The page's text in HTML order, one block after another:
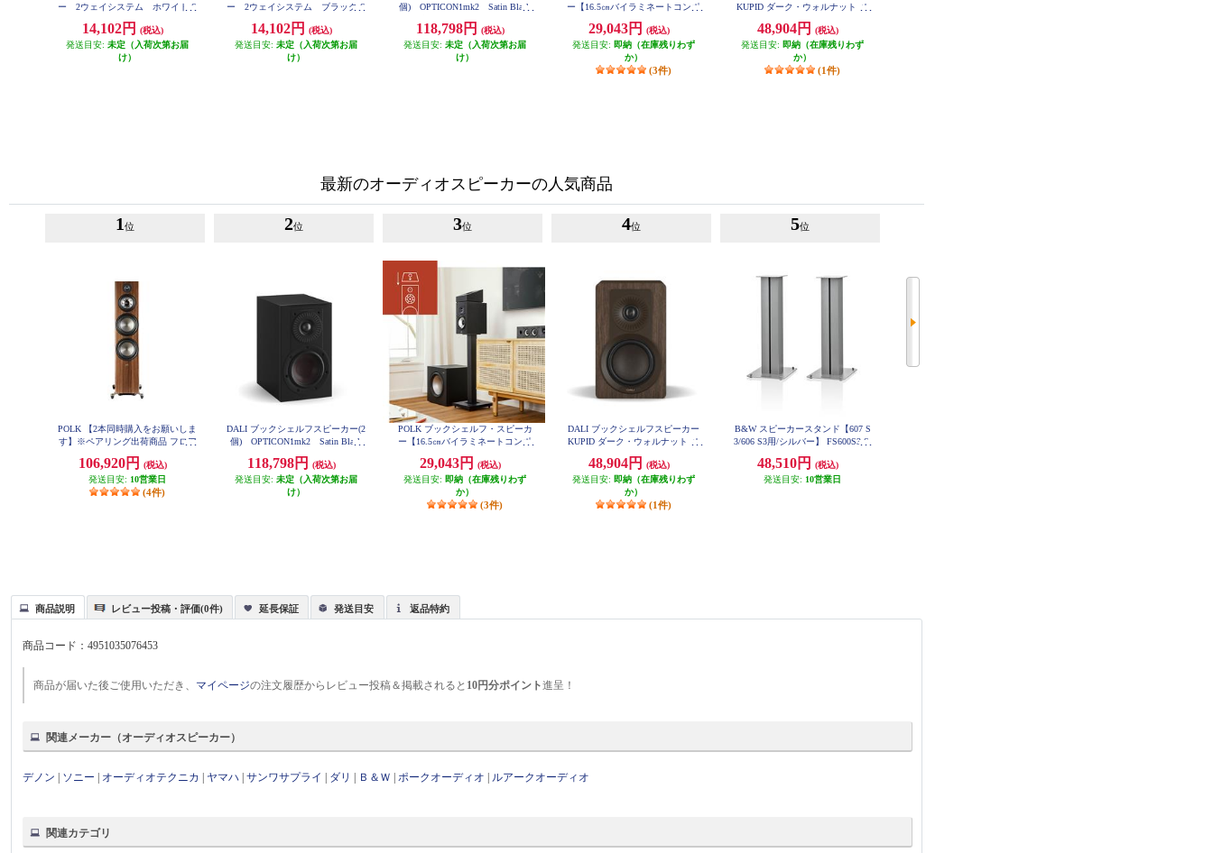
ー 2ウェイシステム ホワイト S
14,102円
(税込)
発送目安: 未定（入荷次第お届
け）
ー 2ウェイシステム ブラック S
14,102円
(税込)
発送目安: 未定（入荷次第お届
け）
個) OPTICON1mk2 Satin Black
118,798円
(税込)
発送目安: 未定（入荷次第お届
け）
ー【16.5㎝バイラミネートコンポ
型/ブラックアッシュ】 MXT20
29,043円
(税込)
発送目安: 即納（在庫残りわず
か）
(3件)
KUPID ダーク・ウォルナット ペ
48,904円
(税込)
発送目安: 即納（在庫残りわず
か）
(1件)
最新のオーディオスピーカーの人気商品
1 位
POLK 【2本同時購入をお願いしま
す】※ペアリング出荷商品 フロア
シリーズ ブラウン R700BRN
106,920円
(税込)
発送目安: 10営業日
(4件)
2位
DALI ブックシェルフスピーカー(2
個) OPTICON1mk2 Satin Black
118,798円
(税込)
発送目安: 未定（入荷次第お届
け）
3位
POLK ブックシェルフ・スピーカ
ー【16.5㎝バイラミネートコンポ
型/ブラックアッシュ】 MXT20
29,043円
(税込)
発送目安: 即納（在庫残りわず
か）
(3件)
4位
DALI ブックシェルフスピーカー
KUPID ダーク・ウォルナット ペ
48,904円
(税込)
発送目安: 即納（在庫残りわず
か）
(1件)
5位
B&W スピーカースタンド【607 S
3/606 S3用/シルバー】 FS600S3-S
48,510円
(税込)
発送目安: 10営業日
商品説明 レビュー投稿・評価(0件) 延長保証 発送目安 返品特約
商品コード：4951035076453
商品が届いた後ご使用いただき、 マイページの注文履歴からレビュー投稿＆掲載されると 10円分ポイント進呈！
関連メーカー（オーディオスピーカー）
デノン ソニー オーディオテクニカ ヤマハ |サンワサプライ ダリ Ｂ＆Ｗ |ポークオーディオ ルアークオーディオ
関連カテゴリ